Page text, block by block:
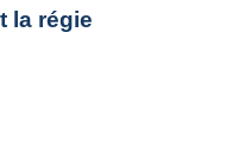
la régie